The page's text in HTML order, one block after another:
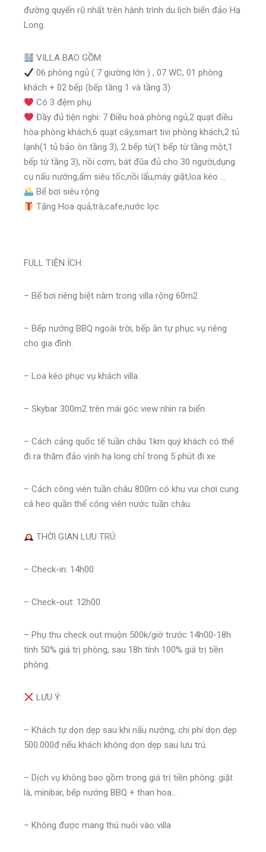
đường quyến rũ nhất trên hành trình du lịch biển đảo Hạ
Long.
VILLA BAO GỒM:
06 phòng ngủ ( 7 giường lớn ) , 07 WC, 01 phòng
khách + 02 bếp (bếp tầng 1 và tầng 3)
Có 3 đệm phụ
Đầy đủ tiện nghi: 7 Điều hoà phòng ngủ,2 quạt điều
hòa phòng khách,6 quạt cây,smart tivi phòng khách,2 tủ
lạnh(1 tủ bảo ôn tầng 3), 2 bếp từ(1 bếp từ tầng một,1
bếp từ tầng 3), nồi cơm, bát đũa đủ cho 30 người,dụng
cụ nấu nướng,ấm siêu tốc,nồi lẩu,máy giặt,loa kéo …
Bể bơi siêu rộng
Tặng Hoa quả,trà,cafe,nước lọc
FULL TIỆN ÍCH:
– Bể bơi riêng biệt nằm trong villa rộng 60m2
– Bếp nướng BBQ ngoài trời, bếp ăn tự phục vụ riêng
cho gia đình.
– Loa kéo phục vụ khách villa.
– Skybar 300m2 trên mái góc view nhìn ra biển
– Cách cảng quốc tế tuần châu 1km quý khách có thể
đi ra thăm đảo vịnh hạ long chỉ trong 5 phút đi xe
– Cách công viên tuần châu 800m có khu vui chơi cung
cá heo quần thể công viên nước tuần châu.
THỜI GIAN LƯU TRÚ:
– Check-in: 14h00
– Check-out: 12h00
– Phụ thu check out muộn 500k/giờ trước 14h00-18h
tính 50% giá trị phòng, sau 18h tính 100% giá trị tiền
phòng.
LƯU Ý:
– Khách tự dọn dẹp sau khi nấu nướng, chi phí dọn dẹp
500.000đ nếu khách không dọn dẹp sau lưu trú.
– Dịch vụ không bao gồm trong giá trị tiền phòng: giặt
là, minibar, bếp nướng BBQ + than hoa…
– Không được mang thú nuôi vào villa